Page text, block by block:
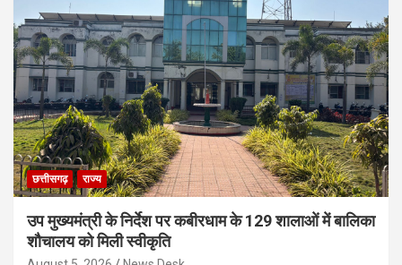
छत्तीसगढ़ राज्य
उप मुख्यमंत्री के निर्देश पर कबीरधाम के 129 शालाओं में बालिका
शौचालय को मिली स्वीकृति